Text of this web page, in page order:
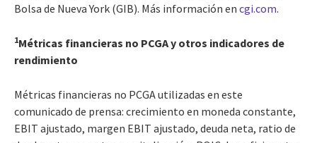
Bolsa de Nueva York (GIB). Más información en cgi.com.
1Métricas financieras no PCGA y otros indicadores de
rendimiento
Métricas financieras no PCGA utilizadas en este
comunicado de prensa: crecimiento en moneda constante,
EBIT ajustado, margen EBIT ajustado, deuda neta, ratio de